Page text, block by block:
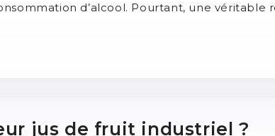
d’alcool. Pourtant, une véritable
jus de fruit industriel ?